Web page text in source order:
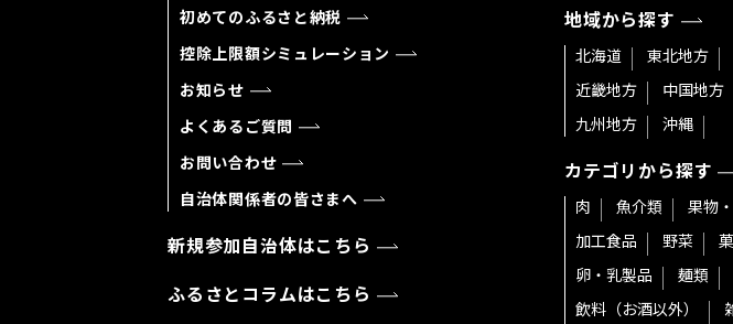
初めてのふるさと納税
控除上限額シミュレーション
お知らせ
よくあるご質問
お問い合わせ
自治体関係者の皆さまへ
新規参加自治体はこちら
ふるさとコラムはこちら
地域から探す
北海道 東北地方
近畿地方
中国地方
九州地方
沖縄
カテゴリから探す
肉 魚介類 果物
加工食品
野菜
卵・乳製品
麺類
飲料（お酒以外）